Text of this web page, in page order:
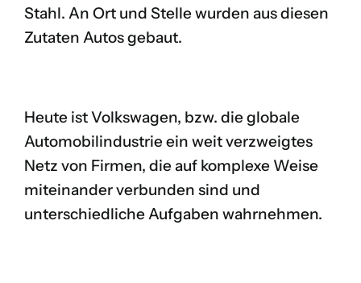
Stahl. An Ort und Stelle wurden aus diesen
Zutaten Autos gebaut.
Heute ist Volkswagen, bzw. die globale
Automobilindustrie ein weit verzweigtes
Netz von Firmen, die auf komplexe Weise
miteinander verbunden sind und
unterschiedliche Aufgaben wahrnehmen.